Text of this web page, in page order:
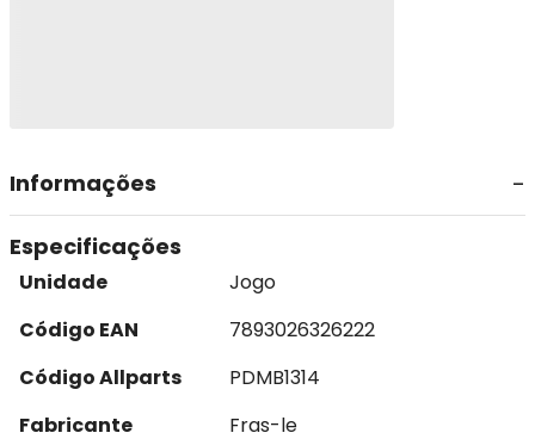
Informações
Especificações
Unidade
Jogo
Código EAN
7893026326222
Código Allparts
PDMB1314
Fabricante
Fras-le